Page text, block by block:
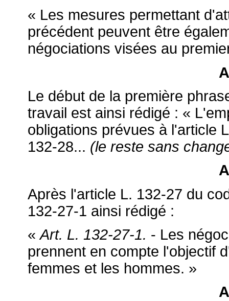
« Les mesures permettant
précédent peuvent être
négociations visées au
Le début de la première
travail est ainsi rédigé : «
obligations prévues à l'article
132-28... (le reste sans
Après l'article L. 132-27 du
132-27-1 ainsi rédigé :
«Art. L. 132-27-1. - Les
prennent en compte l'objectif
femmes et les hommes. »